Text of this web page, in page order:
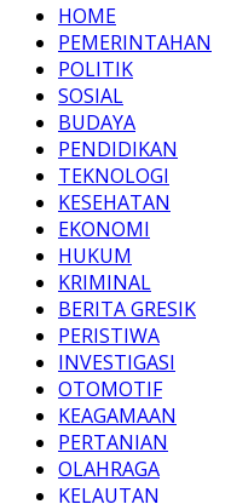
HOME
PEMERINTAHAN
POLITIK
SOSIAL
BUDAYA
PENDIDIKAN
TEKNOLOGI
KESEHATAN
EKONOMI
HUKUM
KRIMINAL
BERITA GRESIK
PERISTIWA
INVESTIGASI
OTOMOTIF
KEAGAMAAN
PERTANIAN
OLAHRAGA
KELAUTAN